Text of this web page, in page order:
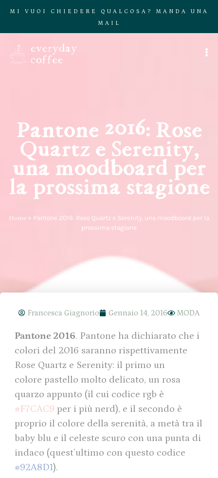
MI VUOI CHIEDERE QUALCOSA? MANDA UNA
MAIL
Pantone 2016: Rose
Quartz e Serenity,
una moodboard per
la prossima stagione
Home » Pantone 2016: Rose Quartz e Serenity, una moodboard per la
prossima stagione
Francesca Giagnorio Gennaio 14, 2016 MODA
Pantone 2016. Pantone ha dichiarato che i
colori del 2016 saranno rispettivamente
Rose Quartz e Serenity: il primo un
colore pastello molto delicato, un rosa
quarzo appunto (il cui codice rgb è
#F7CAC9 per i più nerd), e il secondo è
proprio il colore della serenità, a metà tra il
baby blu e il celeste scuro con una punta di
indaco (quest’ultimo con questo codice
#92A8D1).